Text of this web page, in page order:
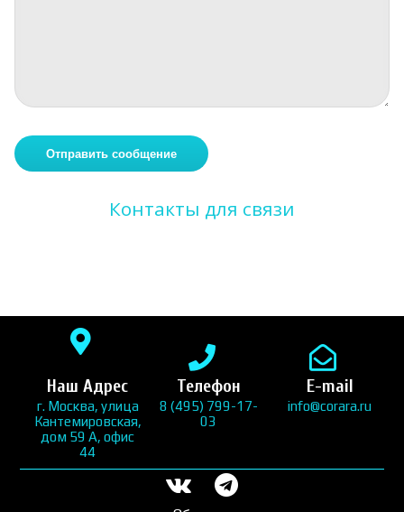
Контакты для связи
Наш Адрес
г. Москва, улица
Кантемировская,
дом 59 А, офис
44
Телефон
8 (495) 799-17-
03
E-mail
info@corara.ru